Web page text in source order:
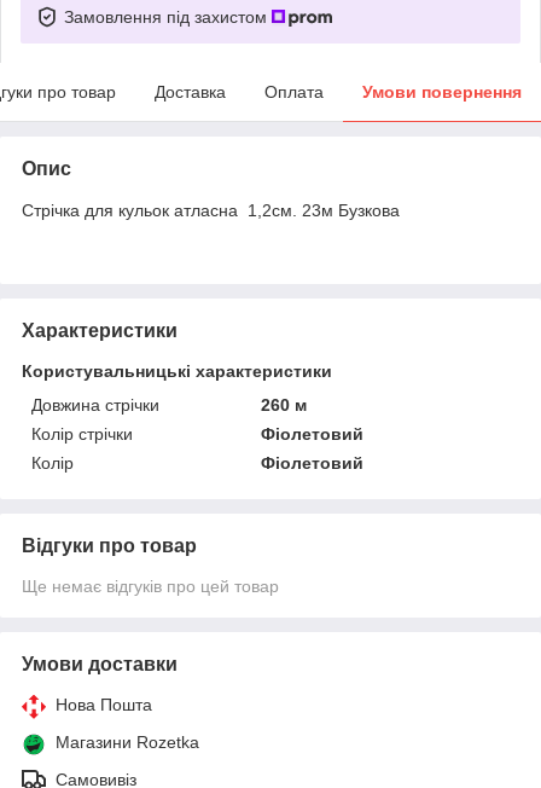
Замовлення під захистом
про товар Доставка Оплата Умови повернення
Опис
Стрічка для кульок атласна 1,2см. 23м Бузкова
Характеристики
Користувальницькі характеристики
Довжина стрічки
260 м
Колір стрічки
Фіолетовий
Колір
Фіолетовий
Відгуки про товар
Ще немає відгуків про цей товар
Умови доставки
Нова Пошта
Магазини Rozetka
Самовивіз